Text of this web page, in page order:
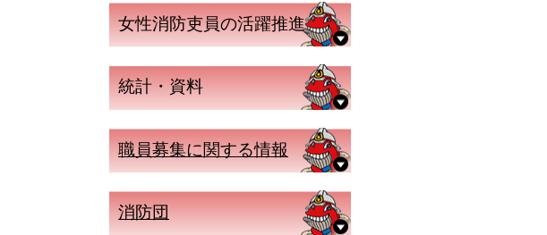
女性消防吏員の活躍推進
統計・資料
職員募集に関する情報
消防団